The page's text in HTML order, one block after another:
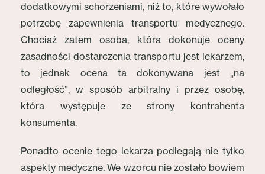
dodatkowymi schorzeniami, niż to, które wywołało
potrzebę zapewnienia transportu medycznego.
Chociaż zatem osoba, która dokonuje oceny
zasadności dostarczenia transportu jest lekarzem,
to jednak ocena ta dokonywana jest „na
odległość”, w sposób arbitralny i przez osobę,
która występuje ze strony kontrahenta
konsumenta.
Ponadto ocenie tego lekarza podlegają nie tylko
aspekty medyczne. We wzorcu nie zostało bowiem